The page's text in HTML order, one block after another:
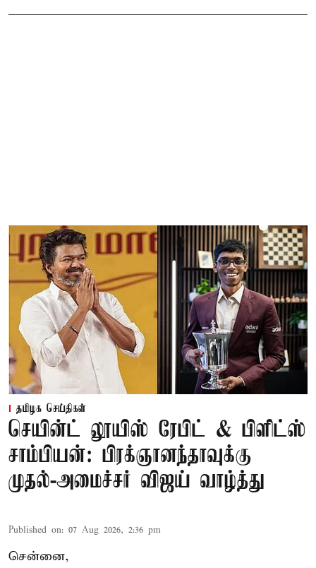
தமிழக செய்திகள்
செயின்ட் லூயிஸ் ரேபிட் & பிளிட்ஸ்
சாம்பியன்: பிரக்ஞானந்தாவுக்கு
முதல்-அமைச்சர் விஜய் வாழ்த்து
Published on: 07 Aug 2026, 2:36 pm
சென்னை,